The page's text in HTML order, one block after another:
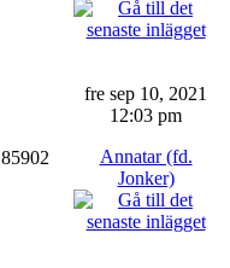
85902
fre sep 10, 2021
12:03 pm
Annatar (fd.
Jonker)